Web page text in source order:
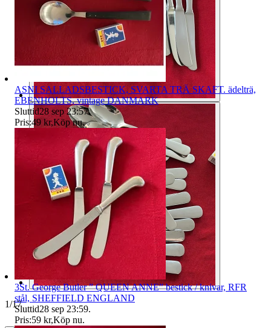
1/17
ASNI SALLADSBESTICK, SVARTA TRÄ SKAFT. ädelträ,
EBENHOLTS, vintage DANMARK
Sluttid28 sep 23:57.
Pris:49 kr,Köp nu.
3St. George Butler ” QUEEN ANNE” bestick / knivar, RFR
stål, SHEFFIELD ENGLAND
Sluttid28 sep 23:59.
Pris:59 kr,Köp nu.